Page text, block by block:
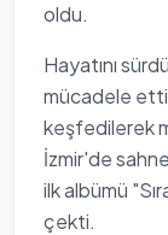
oldu.
Hayatını
mücadele
keşfedilerek
İzmir'de
ilk albümü
çekti.